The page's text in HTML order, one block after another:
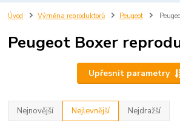
Úvod Výměna reproduktorů Peugeot
Peugeot Boxer
Upřesnit parametry
Nejnovější Nejlevnější Nejdražší